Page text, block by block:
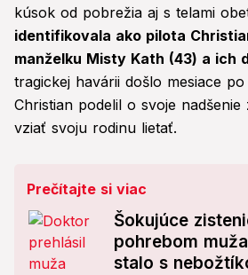
kúsok od pobrežia aj s telami
identifikovala ako pilota
manželku Misty Kath (43) a ich
tragickej havárii došlo mesiace
Christian podelil o svoje
vziať svoju rodinu lietať.
Prečítajte si viac
Šokujúce
pohrebom
stalo s